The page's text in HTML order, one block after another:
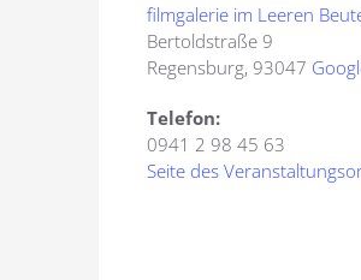
filmgalerie im Leeren
Bertoldstraße 9
Regensburg, 93047
Telefon:
0941 2 98 45 63
Seite des